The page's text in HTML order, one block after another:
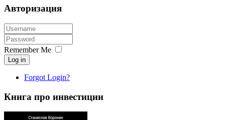
Авторизация
Remember Me
Log in
Forgot Login?
Книга про инвестиции